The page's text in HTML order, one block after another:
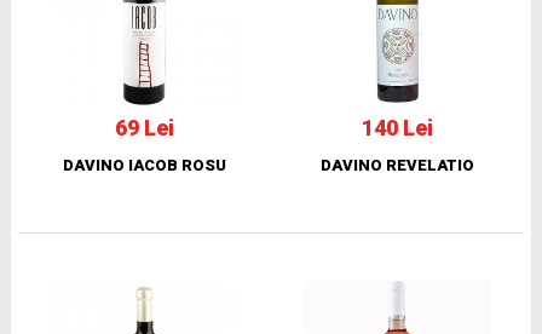
69 Lei
DAVINO IACOB ROSU
140 Lei
DAVINO REVELATIO